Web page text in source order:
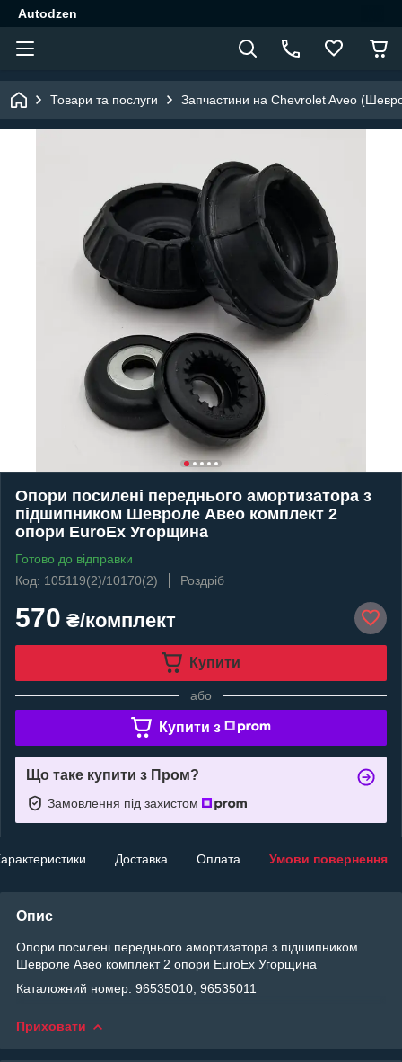
Autodzen
Товари та послуги Запчастини на Chevrolet Aveo
Опори посилені переднього амортизатора з
підшипником Шевроле Авео комплект 2
опори EuroEx Угорщина
Готово до відправки
Код: 105119(2)/10170(2)
Роздріб
570 ₴/комплект
Купити
або
Купити з
Що таке купити з Пром?
Замовлення під захистом
Доставка Оплата Умови повернення
Опис
Опори посилені переднього амортизатора з підшипником
Шевроле Авео комплект 2 опори EuroEx Угорщина
Каталожний номер: 96535010, 96535011
Приховати